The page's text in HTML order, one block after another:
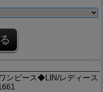
ンピース◆LIN/レディース